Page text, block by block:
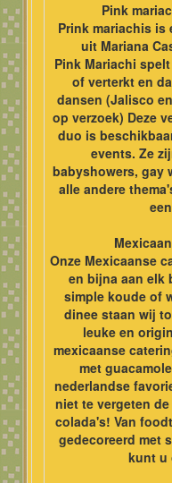
Pink
Prink mariachis is
uit Mariana
Pink Mariachi
of verterkt en
dansen (Jalisco
op verzoek) Deze
duo is
events. Ze
babyshowers, gay
alle andere
Onze Mexicaanse
en bijna aan elk
simple koude of
dinee staan wij
leuke en
mexicaanse
met
nederlandse
niet te vergeten
colada's! Van
gedecoreerd met
kunt u